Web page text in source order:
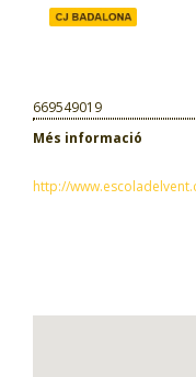
669549019
Més informació
http://